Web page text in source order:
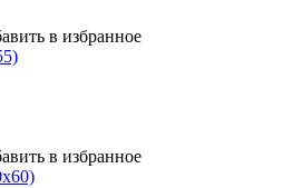
в избранное
в избранное